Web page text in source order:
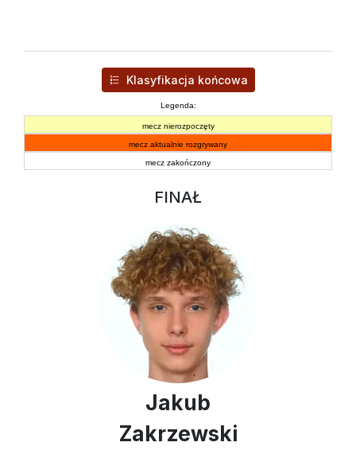
Klasyfikacja końcowa
Legenda:
mecz nierozpoczęty
mecz aktualnie rozgrywany
mecz zakończony
FINAŁ
Jakub
Zakrzewski